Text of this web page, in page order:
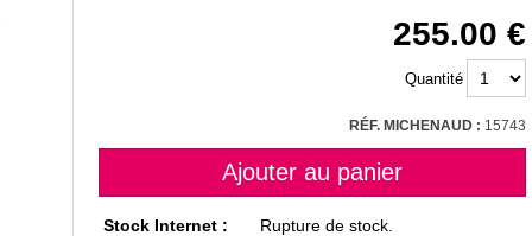
255.00
Quantité
RÉF. MICHENAUD : 15743
Stock Internet :
Rupture de stock.